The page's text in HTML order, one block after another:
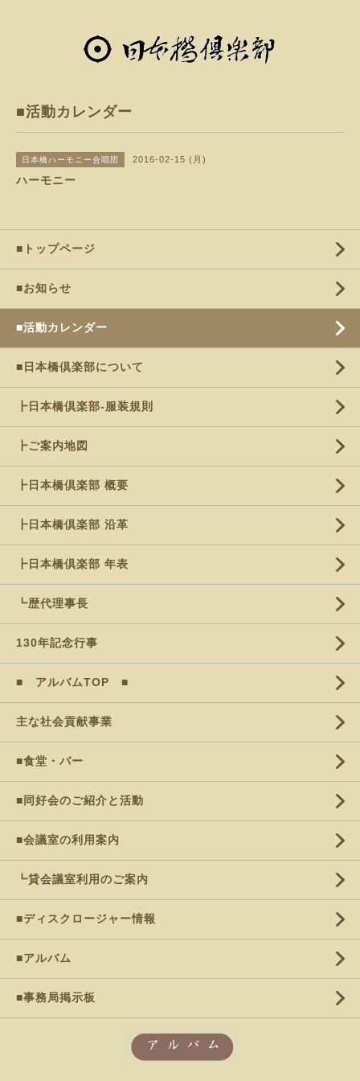
■活動カレンダー
日本橋ハーモニー合唱団 2016-02-15 (月)
ハーモニー
■トップページ
■お知らせ
■活動カレンダー
■日本橋倶楽部について
┣日本橋倶楽部-服装規則
┣ご案内地図
┣日本橋倶楽部 概要
┣日本橋倶楽部 沿革
┣日本橋倶楽部 年表
┗歴代理事長
130年記念行事
■ アルバムTOP ■
主な社会貢献事業
■食堂・バー
■同好会のご紹介と活動
■会議室の利用案内
┗貸会議室利用のご案内
■ディスクロージャー情報
■アルバム
■事務局掲示板